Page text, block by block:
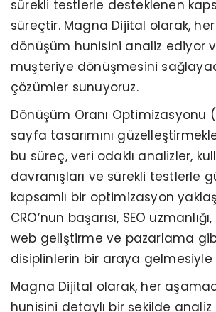
sürekli testlerle desteklenen
süreçtir. Magna Dijital olarak,
dönüşüm hunisini analiz ediyor
müşteriye dönüşmesini
çözümler sunuyoruz.
Dönüşüm Oranı Optimizasyonu
sayfa tasarımını güzelleştirmekle
bu süreç, veri odaklı analizler,
davranışları ve sürekli testlerle
kapsamlı bir optimizasyon
CRO’nun başarısı, SEO
web geliştirme ve pazarlama
disiplinlerin bir araya
Magna Dijital olarak, her
hunisini detaylı bir şekilde